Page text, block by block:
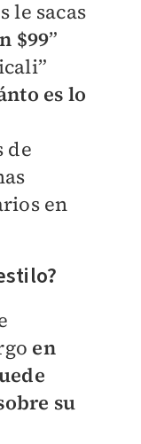
le sacas
$99”
es lo
de
en
en
su